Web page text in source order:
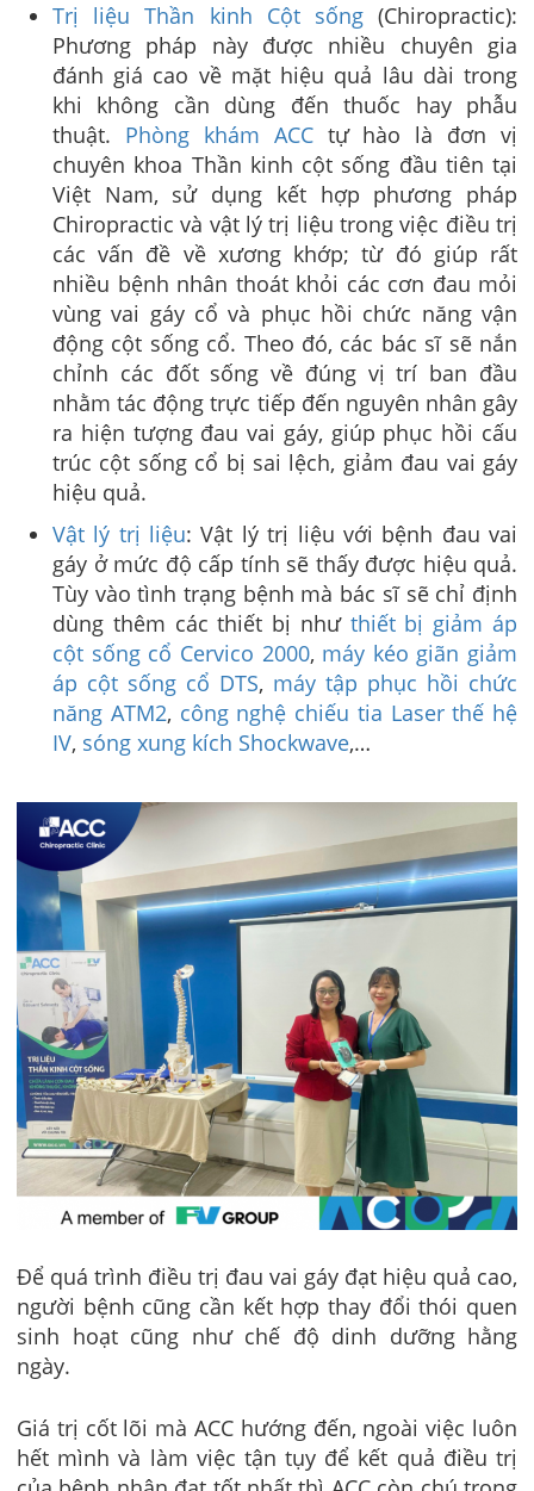
Trị liệu Thần kinh Cột sống(Chiropractic):
Phương pháp này được nhiều chuyên gia
đánh giá cao về mặt hiệu quả lâu dài trong
khi không cần dùng đến thuốc hay phẫu
thuật. Phòng khám ACCtự hào là đơn vị
chuyên khoa Thần kinh cột sống đầu tiên tại
Việt Nam, sử dụng kết hợp phương pháp
Chiropractic và vật lý trị liệu trong việc điều trị
các vấn đề về xương khớp; từ đó giúp rất
nhiều bệnh nhân thoát khỏi các cơn đau mỏi
vùng vai gáy cổ và phục hồi chức năng vận
động cột sống cổ. Theo đó, các bác sĩ sẽ nắn
chỉnh các đốt sống về đúng vị trí ban đầu
nhằm tác động trực tiếp đến nguyên nhân gây
ra hiện tượng đau vai gáy, giúp phục hồi cấu
trúc cột sống cổ bị sai lệch, giảm đau vai gáy
hiệu quả.
Vật lý trị liệu: Vật lý trị liệu với bệnh đau vai
gáy ở mức độ cấp tính sẽ thấy được hiệu quả.
Tùy vào tình trạng bệnh mà bác sĩ sẽ chỉ định
dùng thêm các thiết bị như thiết bị giảm áp
cột sống cổ Cervico 2000, máy kéo giãn giảm
áp cột sống cổ DTS, máy tập phục hồi chức
năng ATM2, công nghệ chiếu tia Laser thế hệ
IV, sóng xung kích Shockwave,…
Để quá trình điều trị đau vai gáy đạt hiệu quả cao,
người bệnh cũng cần kết hợp thay đổi thói quen
sinh hoạt cũng như chế độ dinh dưỡng hằng
ngày.
Giá trị cốt lõi mà ACC hướng đến, ngoài việc luôn
hết mình và làm việc tận tụy để kết quả điều trị